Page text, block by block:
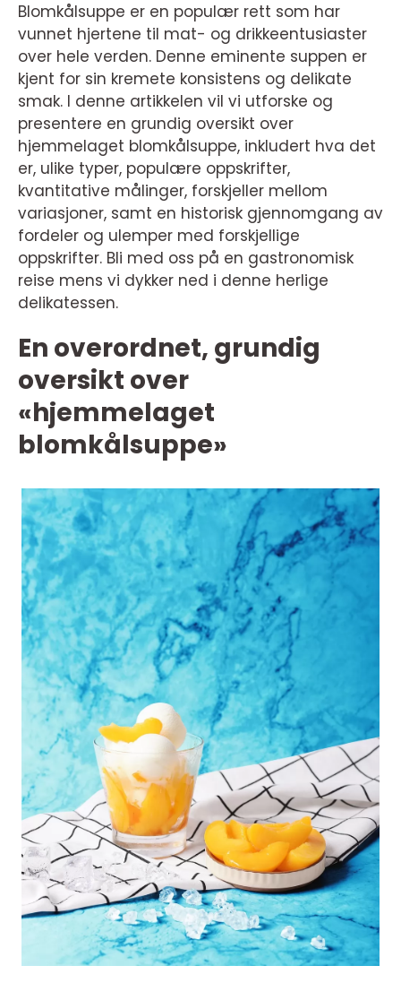
Blomkålsuppe er en populær rett som har
vunnet hjertene til mat- og drikkeentusiaster
over hele verden. Denne eminente suppen er
kjent for sin kremete konsistens og delikate
smak. I denne artikkelen vil vi utforske og
presentere en grundig oversikt over
hjemmelaget blomkålsuppe, inkludert hva det
er, ulike typer, populære oppskrifter,
kvantitative målinger, forskjeller mellom
variasjoner, samt en historisk gjennomgang av
fordeler og ulemper med forskjellige
oppskrifter. Bli med oss på en gastronomisk
reise mens vi dykker ned i denne herlige
delikatessen.
En overordnet, grundig
oversikt over
«hjemmelaget
blomkålsuppe»